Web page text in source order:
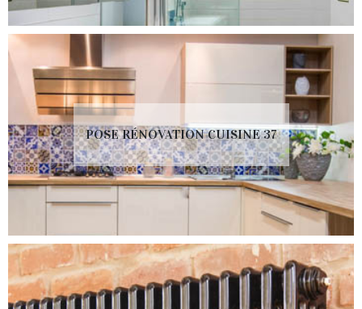
POSE RÉNOVATION CUISINE 37